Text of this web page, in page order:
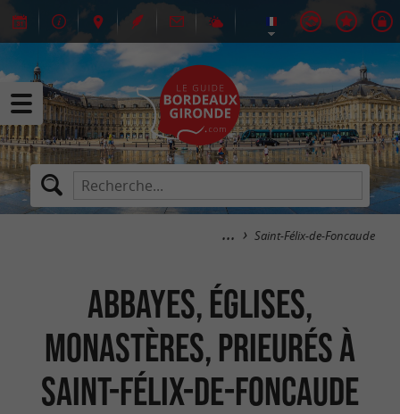
Saint-Félix-de-Foncaude
Abbayes, Églises,
Monastères, Prieurés à
Saint-Félix-de-Foncaude